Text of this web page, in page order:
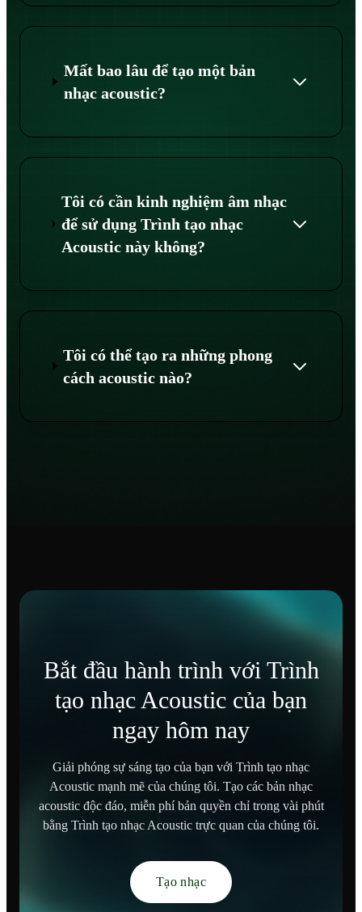
Mất bao lâu để tạo một bản
nhạc acoustic?
Tôi có cần kinh nghiệm âm nhạc
để sử dụng Trình tạo nhạc
Acoustic này không?
Tôi có thể tạo ra những phong
cách acoustic nào?
Bắt đầu hành trình với Trình
tạo nhạc Acoustic của bạn
ngay hôm nay
Giải phóng sự sáng tạo của bạn với Trình tạo nhạc
Acoustic mạnh mẽ của chúng tôi. Tạo các bản nhạc
acoustic độc đáo, miễn phí bản quyền chỉ trong vài phút
bằng Trình tạo nhạc Acoustic trực quan của chúng tôi.
Tạo nhạc